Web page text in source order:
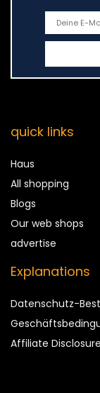
quick links
Haus
All shopping
Blogs
Our web shops
advertise
Explanations
Datenschutz-
Affiliate Disclosure